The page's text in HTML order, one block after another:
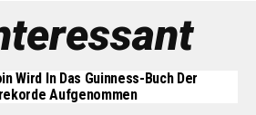
Wird In Das Guinness-Buch Der
Aufgenommen